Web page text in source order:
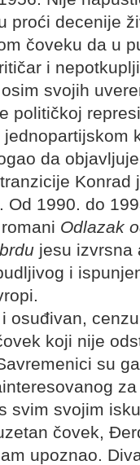
proći decenije
čoveku da u
i
svojih
političkoj
jednopartijskom
da
Konrad
Od 1990. do
Odlazak
jesu izvrsna
i
osuđivan,
koji nije
su
svim svojim
čovek,
upoznao.